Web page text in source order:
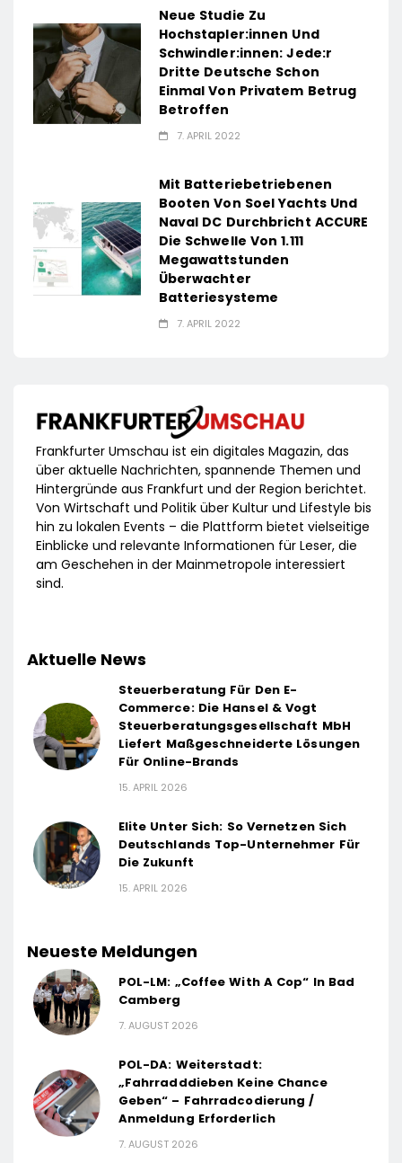
Neue Studie Zu
Hochstapler:innen Und
Schwindler:innen: Jede:r
Dritte Deutsche Schon
Einmal Von Privatem Betrug
Betroffen
7. APRIL 2022
Mit Batteriebetriebenen
Booten Von Soel Yachts Und
Naval DC Durchbricht ACCURE
Die Schwelle Von 1.111
Megawattstunden
Überwachter
Batteriesysteme
7. APRIL 2022
Frankfurter Umschau ist ein digitales Magazin, das
über aktuelle Nachrichten, spannende Themen und
Hintergründe aus Frankfurt und der Region berichtet.
Von Wirtschaft und Politik über Kultur und Lifestyle bis
hin zu lokalen Events – die Plattform bietet vielseitige
Einblicke und relevante Informationen für Leser, die
am Geschehen in der Mainmetropole interessiert
sind.
Aktuelle News
Steuerberatung Für Den E-
Commerce: Die Hansel & Vogt
Steuerberatungsgesellschaft MbH
Liefert Maßgeschneiderte Lösungen
Für Online-Brands
15. APRIL 2026
Elite Unter Sich: So Vernetzen Sich
Deutschlands Top-Unternehmer Für
Die Zukunft
15. APRIL 2026
Neueste Meldungen
POL-LM: „Coffee With A Cop“ In Bad
Camberg
7. AUGUST 2026
POL-DA: Weiterstadt:
„Fahrradddieben Keine Chance
Geben“ – Fahrradcodierung /
Anmeldung Erforderlich
7. AUGUST 2026